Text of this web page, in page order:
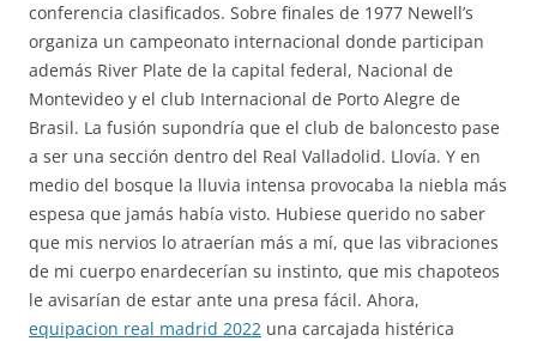
conferencia clasificados. Sobre finales de 1977 Newell’s
organiza un campeonato internacional donde participan
además River Plate de la capital federal, Nacional de
Montevideo y el club Internacional de Porto Alegre de
Brasil. La fusión supondría que el club de baloncesto pase
a ser una sección dentro del Real Valladolid. Llovía. Y en
medio del bosque la lluvia intensa provocaba la niebla más
espesa que jamás había visto. Hubiese querido no saber
que mis nervios lo atraerían más a mí, que las vibraciones
de mi cuerpo enardecerían su instinto, que mis chapoteos
le avisarían de estar ante una presa fácil. Ahora,
equipacion real madrid 2022 una carcajada histérica